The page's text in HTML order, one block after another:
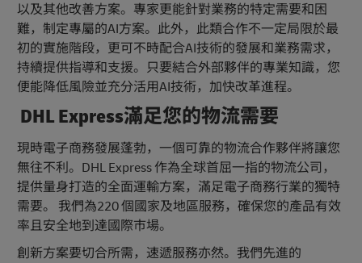
以及其他改善方案。專家更能針對業務的特定需要和困
難，制定專屬的AI方案。此外，此類合作不一定局限於最
初的實施階段，更可不時配合AI技術的發展和業務需求，
持續提供指導和支援。只要結合外部夥伴的專業知識，您
便能降低風險並充分活用AI技術，加快改革進程。
DHL Express滿足您的物流需要
現時電子商務發展蓬勃，一個可靠的物流合作夥伴將讓您
無往不利。DHL Express 作為全球首屈一指的物流公司，
提供量身打造的全面運輸方案，滿足電子商務行業的獨特
需要。 我們為220 個國家及地區服務，確保您的產品有效
率且安全地到達國際市場。
創新方案要切合所需，速遞服務亦然。我們先進的